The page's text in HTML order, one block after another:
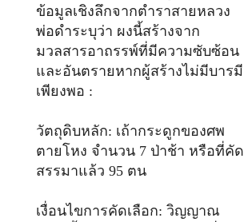
ข้อมูลเชิงลึกจากตำราสายหลวง
พ่อดำระบุว่า ผงนี้สร้างจาก
มวลสารอาถรรพ์ที่มีความซับซ้อน
และอันตรายหากผู้สร้างไม่มีบารมี
เพียงพอ :
วัตถุดิบหลัก: เถ้ากระดูกของศพ
ตายโหง จำนวน 7 ป่าช้า หรือที่คัด
สรรมาแล้ว 95 ตน
เงื่อนไขการคัดเลือก: วิญญาณ